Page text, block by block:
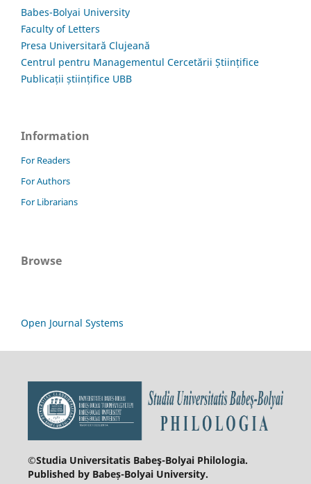
Babes-Bolyai University
Faculty of Letters
Presa Universitară Clujeană
Centrul pentru Managementul Cercetării Științifice
Publicații științifice UBB
Information
For Readers
For Authors
For Librarians
Browse
Open Journal Systems
©Studia Universitatis Babeş-Bolyai Philologia.
Published by Babeș-Bolyai University.